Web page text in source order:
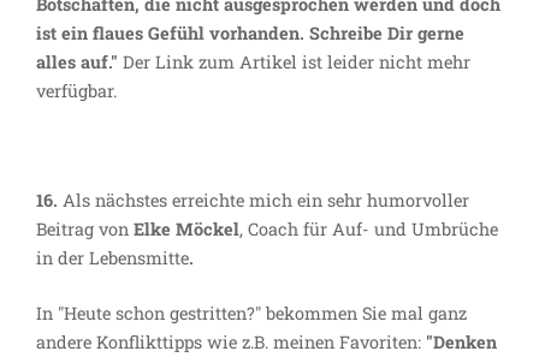
ist ein flaues Gefühl vorhanden. Schreibe Dir gerne
alles auf." Der Link zum Artikel ist leider nicht mehr
verfügbar.
16. Als nächstes erreichte mich ein sehr humorvoller
Beitrag von Elke Möckel, Coach für Auf- und Umbrüche
in der Lebensmitte.
In "Heute schon gestritten?" bekommen Sie mal ganz
andere Konflikttipps wie z.B. meinen Favoriten: "Denken